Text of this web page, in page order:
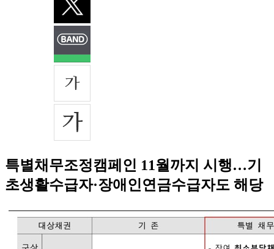
특별채무조정캠페인 11월까지 시행…기
초생활수급자·장애인연금수급자도 해당